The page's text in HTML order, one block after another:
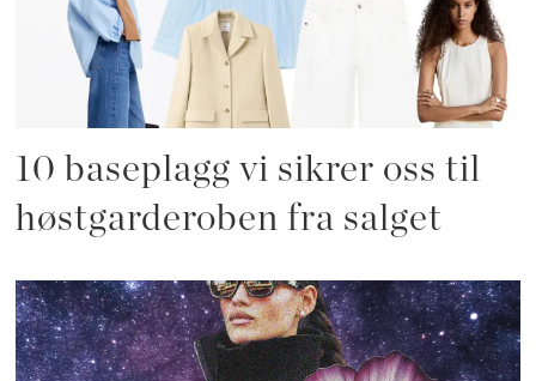
10 baseplagg vi sikrer oss til
høstgarderoben fra salget